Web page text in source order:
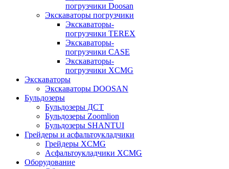
погрузчики Doosan
Экскаваторы погрузчики
Экскаваторы-
погрузчики TEREX
Экскаваторы-
погрузчики CASE
Экскаваторы-
погрузчики XCMG
Экскаваторы
Экскаваторы DOOSAN
Бульдозеры
Бульдозеры ДСТ
Бульдозеры Zoomlion
Бульдозеры SHANTUI
Грейдеры и асфальтоукладчики
Грейдеры XCMG
Асфальтоукладчики XCMG
Оборудование